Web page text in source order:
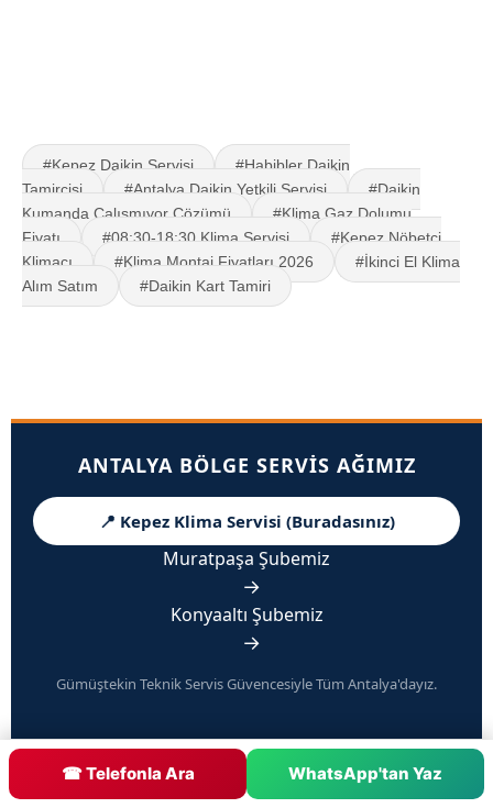
#Kepez Daikin Servisi
#Habibler Daikin
Tamircisi
#Antalya Daikin Yetkili Servisi
#Daikin
Kumanda Çalışmıyor Çözümü
#Klima Gaz Dolumu
Fiyatı
#08:30-18:30 Klima Servisi
#Kepez Nöbetçi
Klimacı
#Klima Montaj Fiyatları 2026
#İkinci El Klima
Alım Satım
#Daikin Kart Tamiri
ANTALYA BÖLGE SERVIS AĞIMIZ
📍 Kepez Klima Servisi (Buradasınız)
Muratpaşa Şubemiz
→
Konyaaltı Şubemiz
→
Gümüştekin Teknik Servis Güvencesiyle Tüm Antalya'dayız.
☎ Telefonla Ara WhatsApp'tan Yaz